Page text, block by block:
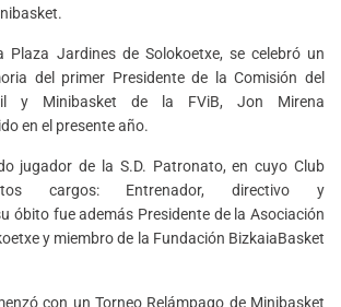
Plaza Jardines de Solokoetxe, se celebró un
del primer Presidente de la Comisión del
y Minibasket de la FViB, Jon Mirena
en el presente año.
jugador de la S.D. Patronato, en cuyo Club
cargos: Entrenador, directivo y
óbito fue además Presidente de la Asociación
y miembro de la Fundación BizkaiaBasket
con un Torneo Relámpago de Minibasket